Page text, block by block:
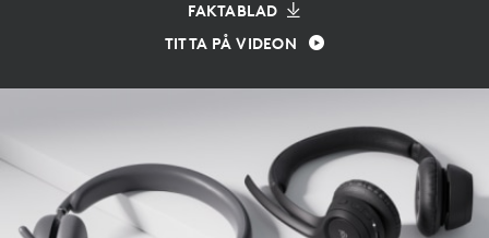
FAKTABLAD
TITTA PÅ VIDEON